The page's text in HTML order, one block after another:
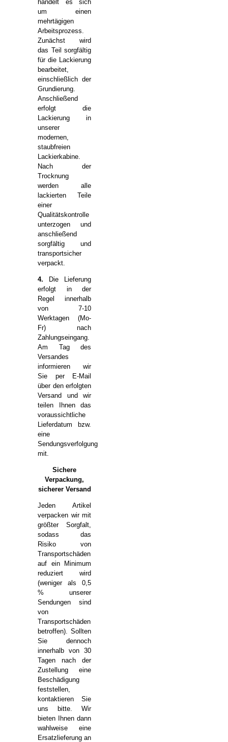
handelt es sich
um einen
mehrtägigen
Arbeitsprozess.
Zunächst wird
das Teil sorgfältig
für die Lackierung
bearbeitet,
einschließlich der
Grundierung.
Anschließend
erfolgt die
Lackierung in
unserer
modernen,
staubfreien
Lackierkabine.
Nach der
Trocknung
werden alle
lackierten Teile
einer
Qualitätskontrolle
unterzogen und
anschließend
sorgfältig und
transportsicher
verpackt.
4. Die Lieferung
erfolgt in der
Regel innerhalb
von 7-10
Werktagen (Mo-
Fr) nach
Zahlungseingang.
Am Tag des
Versandes
informieren wir
Sie per E-Mail
über den erfolgten
Versand und wir
teilen Ihnen das
voraussichtliche
Lieferdatum bzw.
eine
Sendungsverfolgung
mit.
Sichere
Verpackung,
sicherer Versand
Jeden Artikel
verpacken wir mit
größter Sorgfalt,
sodass das
Risiko von
Transportschäden
auf ein Minimum
reduziert wird
(weniger als 0,5
% unserer
Sendungen sind
von
Transportschäden
betroffen). Sollten
Sie dennoch
innerhalb von 30
Tagen nach der
Zustellung eine
Beschädigung
feststellen,
kontaktieren Sie
uns bitte. Wir
bieten Ihnen dann
wahlweise eine
Ersatzlieferung an